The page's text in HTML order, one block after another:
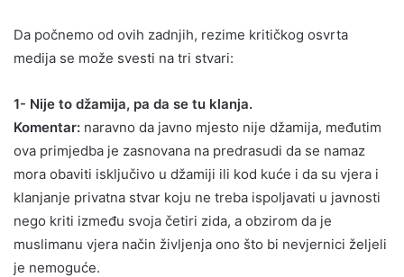
Da počnemo od ovih zadnjih, rezime kritičkog osvrta
medija se može svesti na tri stvari:
1- Nije to džamija, pa da se tu klanja.
Komentar: naravno da javno mjesto nije džamija, međutim
ova primjedba je zasnovana na predrasudi da se namaz
mora obaviti isključivo u džamiji ili kod kuće i da su vjera i
klanjanje privatna stvar koju ne treba ispoljavati u javnosti
nego kriti između svoja četiri zida, a obzirom da je
muslimanu vjera način življenja ono što bi nevjernici željeli
je nemoguće.